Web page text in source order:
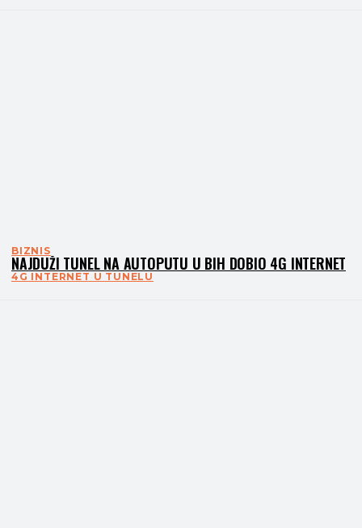
BIZNIS
NAJDUŽI TUNEL NA AUTOPUTU U BIH DOBIO 4G INTERNET
4G INTERNET U TUNELU